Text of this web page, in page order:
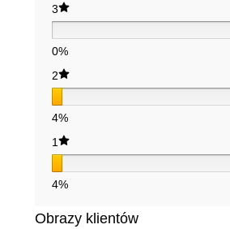
3
0%
2
4%
1
4%
Obrazy klientów